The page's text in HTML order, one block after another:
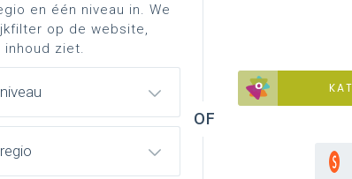
achtergrond
afgewerkte versie van het leerplan
en één niveau in. We
op de website,
ziet.